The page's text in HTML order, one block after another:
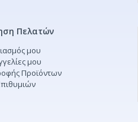
Πελατών
μου
μου
Προϊόντων